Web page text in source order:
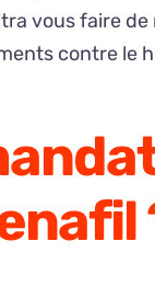
vous faire
contre le